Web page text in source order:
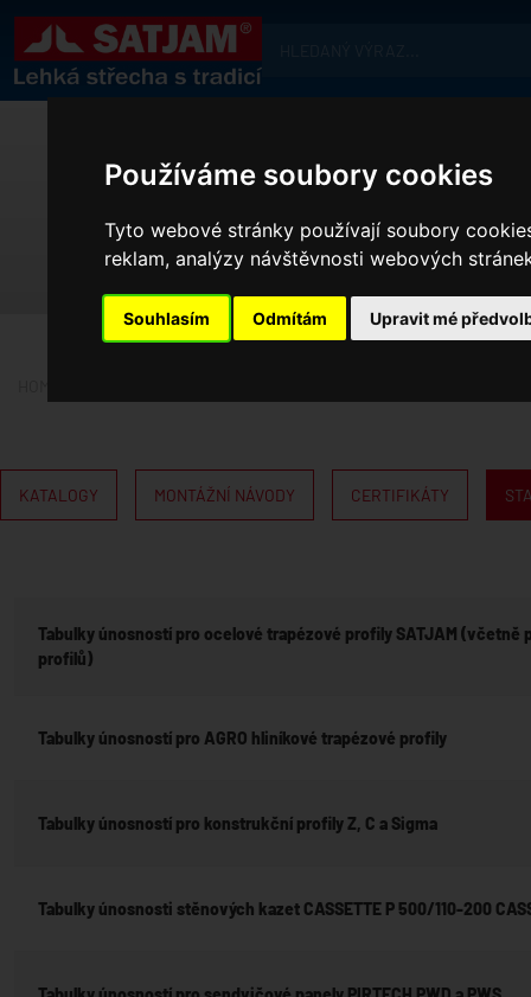
Používáme soubory cookies
Tyto webové stránky používají soubory
reklam, analýzy návštěvnosti webových
Souhlasím Odmítám Upravit mé
KATALOGY MONTÁŽNÍ NÁVODY CERTIFIKÁTY
Tabulky únosností pro ocelové trapézové profily SATJAM (včetně
profilů)
Tabulky únosností pro AGRO hliníkové trapézové profily
Tabulky únosností pro konstrukční profily Z, C a Sigma
Tabulky únosnosti stěnových kazet CASSETTE P 500/110-200